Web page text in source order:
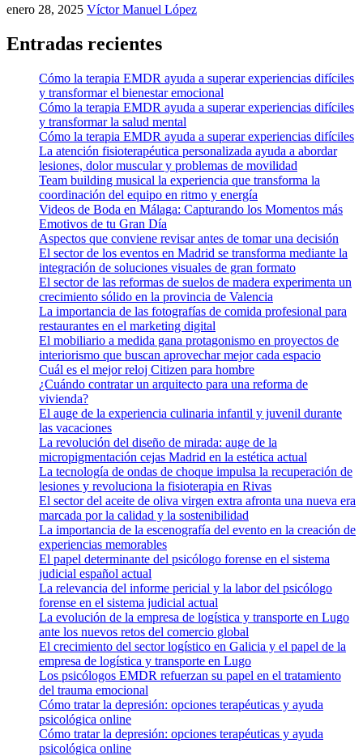
enero 28, 2025 Víctor Manuel López
Entradas recientes
Cómo la terapia EMDR ayuda a superar experiencias difíciles
y transformar el bienestar emocional
Cómo la terapia EMDR ayuda a superar experiencias difíciles
y transformar la salud mental
Cómo la terapia EMDR ayuda a superar experiencias difíciles
La atención fisioterapéutica personalizada ayuda a abordar
lesiones, dolor muscular y problemas de movilidad
Team building musical la experiencia que transforma la
coordinación del equipo en ritmo y energía
Videos de Boda en Málaga: Capturando los Momentos más
Emotivos de tu Gran Día
Aspectos que conviene revisar antes de tomar una decisión
El sector de los eventos en Madrid se transforma mediante la
integración de soluciones visuales de gran formato
El sector de las reformas de suelos de madera experimenta un
crecimiento sólido en la provincia de Valencia
La importancia de las fotografías de comida profesional para
restaurantes en el marketing digital
El mobiliario a medida gana protagonismo en proyectos de
interiorismo que buscan aprovechar mejor cada espacio
Cuál es el mejor reloj Citizen para hombre
¿Cuándo contratar un arquitecto para una reforma de
vivienda?
El auge de la experiencia culinaria infantil y juvenil durante
las vacaciones
La revolución del diseño de mirada: auge de la
micropigmentación cejas Madrid en la estética actual
La tecnología de ondas de choque impulsa la recuperación de
lesiones y revoluciona la fisioterapia en Rivas
El sector del aceite de oliva virgen extra afronta una nueva era
marcada por la calidad y la sostenibilidad
La importancia de la escenografía del evento en la creación de
experiencias memorables
El papel determinante del psicólogo forense en el sistema
judicial español actual
La relevancia del informe pericial y la labor del psicólogo
forense en el sistema judicial actual
La evolución de la empresa de logística y transporte en Lugo
ante los nuevos retos del comercio global
El crecimiento del sector logístico en Galicia y el papel de la
empresa de logística y transporte en Lugo
Los psicólogos EMDR refuerzan su papel en el tratamiento
del trauma emocional
Cómo tratar la depresión: opciones terapéuticas y ayuda
psicológica online
Cómo tratar la depresión: opciones terapéuticas y ayuda
psicológica online